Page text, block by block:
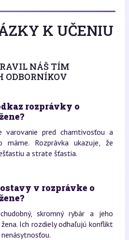
K UČENIU
NÁŠ TÍM
ODBORNÍKOV
rozprávky o
varovanie pred chamtivosťou a
Rozprávka ukazuje, že
a strate šťastia.
v rozprávke o
skromný rybár a jeho
Ich rozdiely odhaľujú konflikt